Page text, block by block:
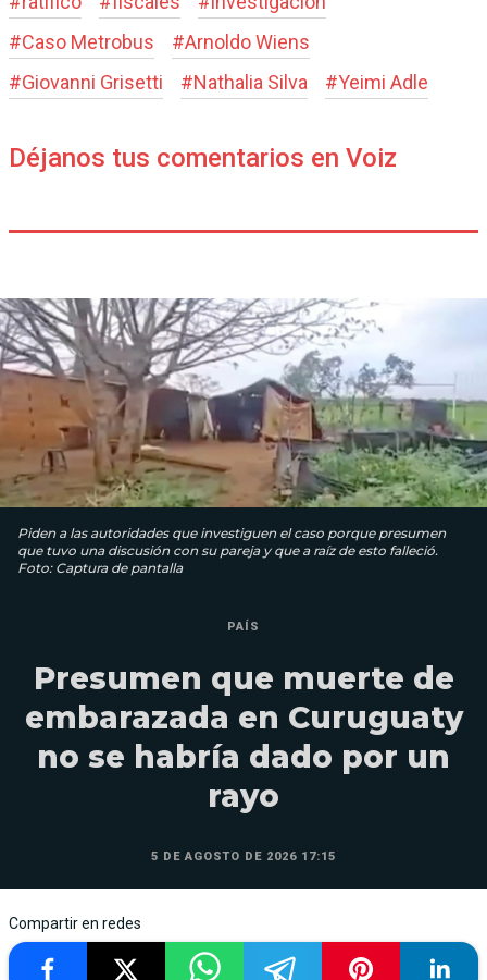
#Caso Metrobus #Arnoldo Wiens
#Giovanni Grisetti #Nathalia Silva #Yeimi Adle
Déjanos tus comentarios en Voiz
Piden a las autoridades que investiguen el caso porque presumen
que tuvo una discusión con su pareja y que a raíz de esto falleció.
Foto: Captura de pantalla
PAÍS
Presumen que muerte de
embarazada en Curuguaty
no se habría dado por un
rayo
5 DE AGOSTO DE 2026 17:15
Compartir en redes